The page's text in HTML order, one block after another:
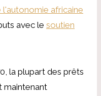
africaine
avec le soutien
la plupart des prêts
maintenant